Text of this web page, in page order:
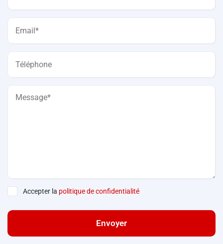
Accepter la politique de confidentialité
Envoyer